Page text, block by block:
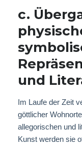
c.
und
Im Laufe der Zeit
göttlicher
allegorischen und
Kunst werden sie